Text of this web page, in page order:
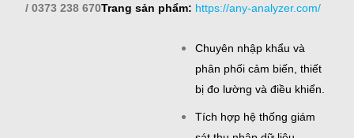
/ 0373 238 670Trang sản phẩm: https://any-analyzer.com/
Chuyên nhập khẩu và
phân phối cảm biến, thiết
bị đo lường và điều khiển.
Tích hợp hệ thống giám